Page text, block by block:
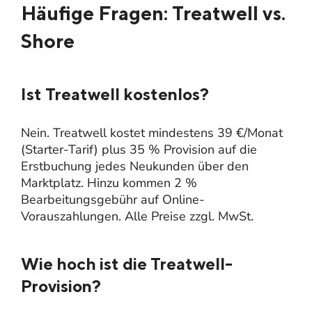
Häufige Fragen: Treatwell vs.
Shore
Ist Treatwell kostenlos?
Nein. Treatwell kostet mindestens 39 €/Monat
(Starter-Tarif) plus 35 % Provision auf die
Erstbuchung jedes Neukunden über den
Marktplatz. Hinzu kommen 2 %
Bearbeitungsgebühr auf Online-
Vorauszahlungen. Alle Preise zzgl. MwSt.
Wie hoch ist die Treatwell-
Provision?